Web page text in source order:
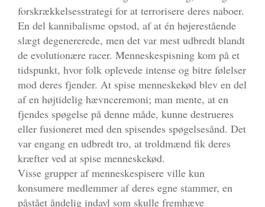
forskrækkelsesstrategi for at terrorisere deres naboer.
En del kannibalisme opstod, af at én højerestående
slægt degenererede, men det var mest udbredt blandt
de evolutionære racer. Menneskespisning kom på et
tidspunkt, hvor folk oplevede intense og bitre følelser
mod deres fjender. At spise menneskekød blev en del
af en højtidelig hævnceremoni; man mente, at en
fjendes spøgelse på denne måde, kunne destrueres
eller fusioneret med den spisendes spøgelsesånd. Det
var engang en udbredt tro, at troldmænd fik deres
kræfter ved at spise menneskekød.
Visse grupper af menneskespisere ville kun
konsumere medlemmer af deres egne stammer, en
påstået åndelig indavl som skulle fremhæve